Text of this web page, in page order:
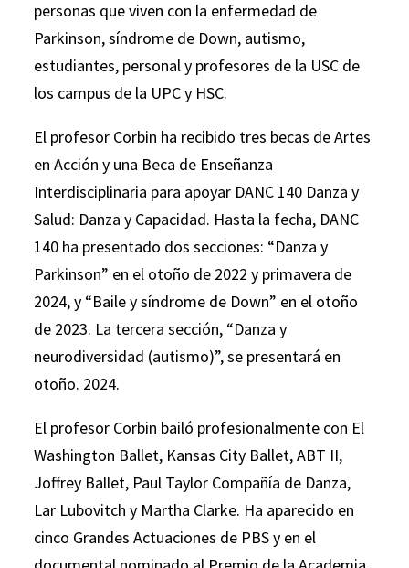
personas que viven con la enfermedad de
Parkinson, síndrome de Down, autismo,
estudiantes, personal y profesores de la USC de
los campus de la UPC y HSC.
El profesor Corbin ha recibido tres becas de Artes
en Acción y una Beca de Enseñanza
Interdisciplinaria para apoyar DANC 140 Danza y
Salud: Danza y Capacidad. Hasta la fecha, DANC
140 ha presentado dos secciones: “Danza y
Parkinson” en el otoño de 2022 y primavera de
2024, y “Baile y síndrome de Down” en el otoño
de 2023. La tercera sección, “Danza y
neurodiversidad (autismo)”, se presentará en
otoño. 2024.
El profesor Corbin bailó profesionalmente con El
Washington Ballet, Kansas City Ballet, ABT II, ​​
Joffrey Ballet, Paul Taylor Compañía de Danza,
Lar Lubovitch y Martha Clarke. Ha aparecido en
cinco Grandes Actuaciones de PBS y en el